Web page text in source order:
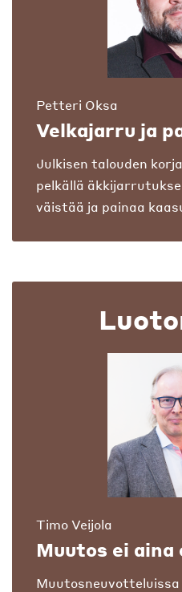
Petteri Oksa
Velkajarru ja
Julkisen talouden
pelkällä
väistää ja painaa
Timo Veijola
Muutos ei aina